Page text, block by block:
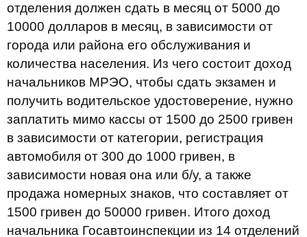
отделения должен сдать в месяц от 5000 до
10000 долларов в месяц, в зависимости от
города или района его обслуживания и
количества населения. Из чего состоит доход
начальников МРЭО, чтобы сдать экзамен и
получить водительское удостоверение, нужно
заплатить мимо кассы от 1500 до 2500 гривен
в зависимости от категории, регистрация
автомобиля от 300 до 1000 гривен, в
зависимости новая она или б/у, а также
продажа номерных знаков, что составляет от
1500 гривен до 50000 гривен. Итого доход
начальника Госавтоинспекции из 14 отделений